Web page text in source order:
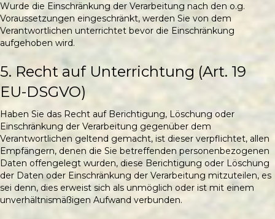
Wurde die Einschränkung der Verarbeitung nach den o.g.
Voraussetzungen eingeschränkt, werden Sie von dem
Verantwortlichen unterrichtet bevor die Einschränkung
aufgehoben wird.
5. Recht auf Unterrichtung (Art. 19
EU-DSGVO)
Haben Sie das Recht auf Berichtigung, Löschung oder
Einschränkung der Verarbeitung gegenüber dem
Verantwortlichen geltend gemacht, ist dieser verpflichtet, allen
Empfängern, denen die Sie betreffenden personenbezogenen
Daten offengelegt wurden, diese Berichtigung oder Löschung
der Daten oder Einschränkung der Verarbeitung mitzuteilen, es
sei denn, dies erweist sich als unmöglich oder ist mit einem
unverhältnismäßigen Aufwand verbunden.